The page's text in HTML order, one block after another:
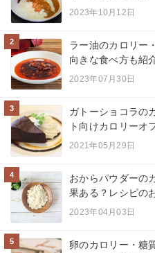
2023年10月12日
2
ラー油のカロリー
向きな食べ方も紹
2023年07月30日
3
ガトーショコラの
ト向けカロリーオ
2021年05月29日
4
おからパウダーの
果ある？レシピの
2023年04月03日
5
卵のカロリー・糖